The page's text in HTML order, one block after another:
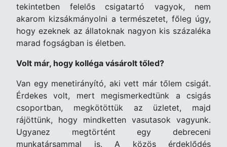
tekintetben felelős csigatartó vagyok, nem
akarom kizsákmányolni a természetet, főleg úgy,
hogy ezeknek az állatoknak nagyon kis százaléka
marad fogságban is életben.
Volt már, hogy kolléga vásárolt tőled?
Van egy menetirányító, aki vett már tőlem csigát.
Érdekes volt, mert megismerkedtünk a csigás
csoportban, megkötöttük az üzletet, majd
rájöttünk, hogy mindketten vasutasok vagyunk.
Ugyanez megtörtént egy debreceni
munkatársammal is. A közös érdeklődés